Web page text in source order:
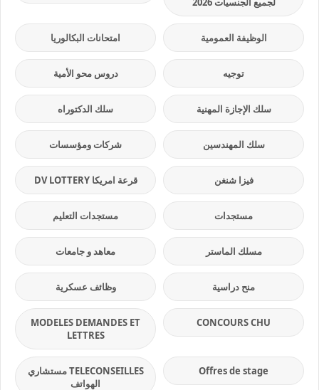
الوظيفة العمومية امتحانات البكالوريا
توجيه دروس محو الأمية
سلك الإجازة المهنية سلك الدكتوراه
سلك المهندسين شركات ومؤسسات
فيزا شنغن قرعة امريكا DV LOTTERY
مستجدات مستجدات التعليم
مسلك الماستر معاهد و جامعات
منح دراسية وظائف عسكرية
CONCOURS CHU
MODELES DEMANDES ET
LETTRES
Offres de stage
TELECONSEILLES مستشاري
الهواتف